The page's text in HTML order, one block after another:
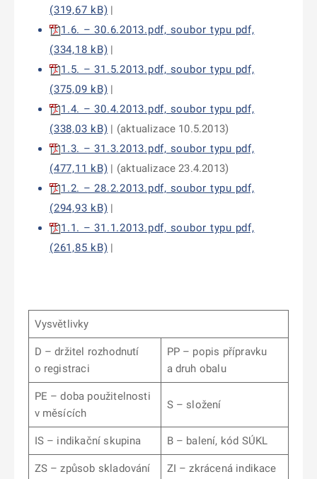
(319,67 kB) |
1.6. – 30.6.2013.pdf, soubor typu pdf,
(334,18 kB) |
1.5. – 31.5.2013.pdf, soubor typu pdf,
(375,09 kB) |
1.4. – 30.4.2013.pdf, soubor typu pdf,
(338,03 kB) | (aktualizace 10.5.2013)
1.3. – 31.3.2013.pdf, soubor typu pdf,
(477,11 kB) | (aktualizace 23.4.2013)
1.2. – 28.2.2013.pdf, soubor typu pdf,
(294,93 kB) |
1.1. – 31.1.2013.pdf, soubor typu pdf,
(261,85 kB) |
Vysvětlivky
D – držitel rozhodnutí
o registraci
PP – popis přípravku
a druh obalu
PE – doba použitelnosti
v měsících
S – složení
IS – indikační skupina B – balení, kód SÚKL
ZS – způsob skladování ZI – zkrácená indikace